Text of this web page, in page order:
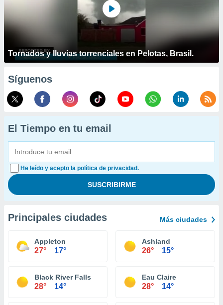
Tornados y lluvias torrenciales en Pelotas, Brasil.
Síguenos
El Tiempo en tu email
He leído y acepto la política de privacidad.
Principales ciudades Más ciudades
Appleton
27° 17°
Ashland
26° 15°
Black River Falls
28° 14°
Eau Claire
28° 14°